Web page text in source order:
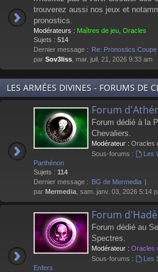
trouverez aussi nos jeux et
pronostics.
Modérateurs : Maîtres de jeu Oracles
Sujets : 514
Dernier message : Re: Pronostics Coupe
par Sov3liss , mar. juil. 21, 2026 9:33 am
LES ARMÉES DIVINES - FORUMS DE
Forum
Forum dédié à la
Chevaliers.
Modérateur : Oracles
Sous-forums :
Les
Parthénon
Sujets : 114
Dernier message : BG de Mermedia
par Mermedia , sam. janv. 03, 2026 5:14
Forum
Forum dédié au
Spectres.
Modérateur : Oracles
Sous-forums :
Les
Enfers